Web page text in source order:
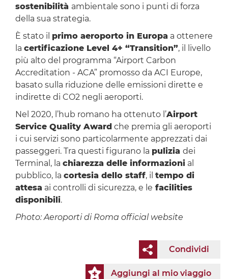
sostenibilità ambientale sono i punti di forza
della sua strategia.
È stato il primo aeroporto in Europa a ottenere
la certificazione Level 4+ “Transition”, il livello
più alto del programma “Airport Carbon
Accreditation - ACA” promosso da ACI Europe,
basato sulla riduzione delle emissioni dirette e
indirette di CO2 negli aeroporti.
Nel 2020, l’hub romano ha ottenuto l’Airport
Service Quality Award che premia gli aeroporti
i cui servizi sono particolarmente apprezzati dai
passeggeri. Tra questi figurano la pulizia dei
Terminal, la chiarezza delle informazionial
pubblico, la cortesia dello staff, il tempo di
attesa ai controlli di sicurezza, e le facilities
disponibili.
Photo: Aeroporti di Roma official website
Condividi
Aggiungi al mio viaggio